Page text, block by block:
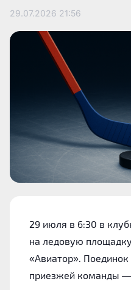
29.07.2026 21:56
29 июля в 6:30 в
на ледовую
«Авиатор».
приезжей команды